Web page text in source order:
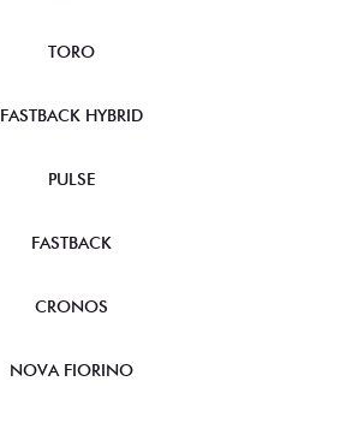
TORO
FASTBACK HYBRID
PULSE
FASTBACK
CRONOS
NOVA FIORINO